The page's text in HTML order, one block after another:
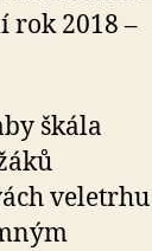
rok 2018 –
škála
veletrhu